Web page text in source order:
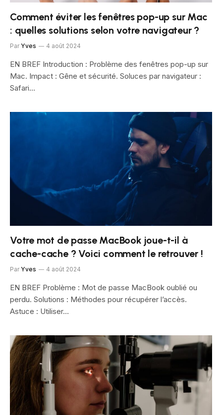
Comment éviter les fenêtres pop-up sur Mac
: quelles solutions selon votre navigateur ?
Par Yves 4 août 2024
EN BREF Introduction : Problème des fenêtres pop-up sur
Mac. Impact : Gêne et sécurité. Soluces par navigateur :
Safari…
Votre mot de passe MacBook joue-t-il à
cache-cache ? Voici comment le retrouver !
Par Yves 4 août 2024
EN BREF Problème : Mot de passe MacBook oublié ou
perdu. Solutions : Méthodes pour récupérer l’accès.
Astuce : Utiliser…